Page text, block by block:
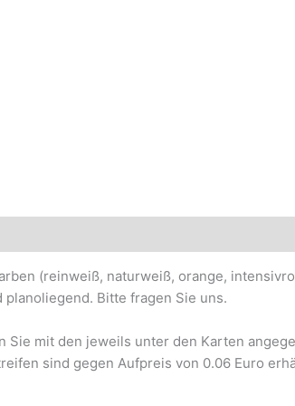
(reinweiß, naturweiß, orange,
Bitte fragen Sie uns.
Sie mit den jeweils unter den Karten
sind gegen Aufpreis von 0.06 Euro